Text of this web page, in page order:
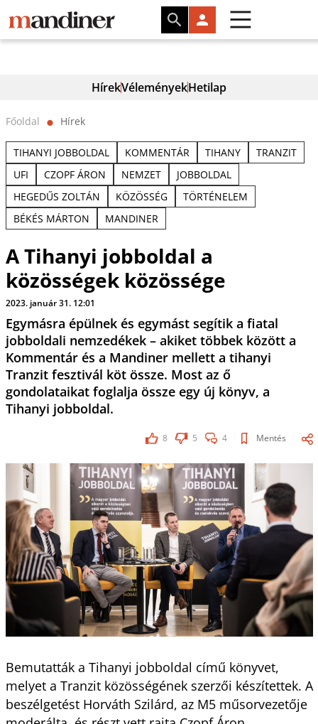
HírekVéleményekHetilap
Főoldal ⬤ Hírek
TIHANYI JOBBOLDAL KOMMENTÁR TIHANY
TRANZIT
UFI
CZOPF ÁRON NEMZET
JOBBOLDAL
HEGEDŰS ZOLTÁN
KÖZÖSSÉG
TÖRTÉNELEM
BÉKÉS MÁRTON
MANDINER
A Tihanyi jobboldal a
közösségek közössége
2023. január 31. 12:01
Egymásra épülnek és egymást segítik a fiatal
jobboldali nemzedékek – akiket többek között a
Kommentár és a Mandiner mellett a tihanyi
Tranzit fesztivál köt össze. Most az ő
gondolataikat foglalja össze egy új könyv, a
Tihanyi jobboldal.
8 5 4 Mentés
Bemutatták a Tihanyi jobboldal című könyvet,
melyet a Tranzit közösségének szerzői készítettek. A
beszélgetést Horváth Szilárd, az M5 műsorvezetője